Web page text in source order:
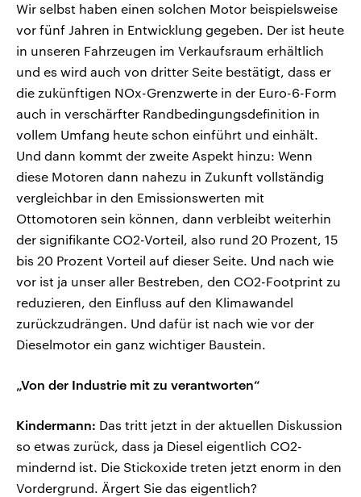
Wir selbst haben einen solchen Motor beispielsweise
vor fünf Jahren in Entwicklung gegeben. Der ist heute
in unseren Fahrzeugen im Verkaufsraum erhältlich
und es wird auch von dritter Seite bestätigt, dass er
die zukünftigen NOx-Grenzwerte in der Euro-6-Form
auch in verschärfter Randbedingungsdefinition in
vollem Umfang heute schon einführt und einhält.
Und dann kommt der zweite Aspekt hinzu: Wenn
diese Motoren dann nahezu in Zukunft vollständig
vergleichbar in den Emissionswerten mit
Ottomotoren sein können, dann verbleibt weiterhin
der signifikante CO2-Vorteil, also rund 20 Prozent, 15
bis 20 Prozent Vorteil auf dieser Seite. Und nach wie
vor ist ja unser aller Bestreben, den CO2-Footprint zu
reduzieren, den Einfluss auf den Klimawandel
zurückzudrängen. Und dafür ist nach wie vor der
Dieselmotor ein ganz wichtiger Baustein.
„Von der Industrie mit zu verantworten“
Kindermann: Das tritt jetzt in der aktuellen Diskussion
so etwas zurück, dass ja Diesel eigentlich CO2-
mindernd ist. Die Stickoxide treten jetzt enorm in den
Vordergrund. Ärgert Sie das eigentlich?